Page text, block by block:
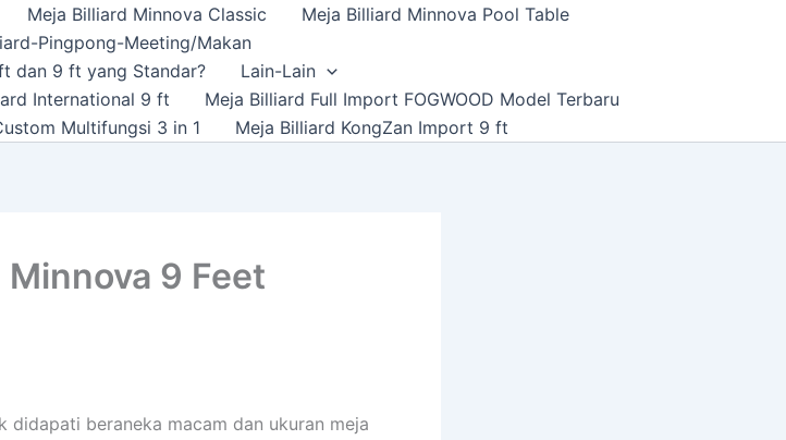
Meja Billiard Minnova Classic
Meja Billiard Minnova Pool Table
Pingpong-Meeting/Makan
dan 9 ft yang Standar?
Lain-Lain
International 9 ft
Meja Billiard Full Import FOGWOOD Model Terbaru
Multifungsi 3 in 1 Meja Billiard KongZan Import 9 ft
9 Feet
didapati beraneka macam dan ukuran meja